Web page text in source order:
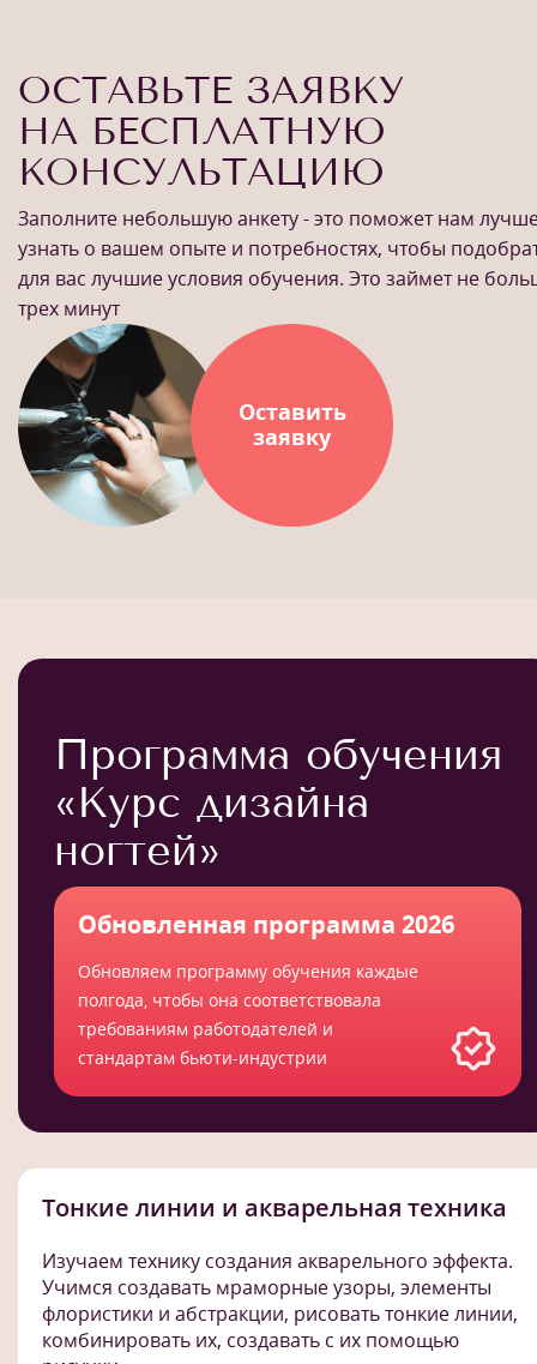
ОСТАВЬТЕ ЗАЯВКУ
НА БЕСПЛАТНУЮ
КОНСУЛЬТАЦИЮ
Заполните небольшую анкету - это поможет нам
узнать о вашем опыте и потребностях, чтобы
для вас лучшие условия обучения. Это займет не
трех минут
Оставить
заявку
Программа обучения
«Курс дизайна
ногтей»
Обновленная программа 2026
Обновляем программу обучения каждые
полгода, чтобы она соответствовала
требованиям работодателей и
стандартам бьюти-индустрии
Тонкие линии и акварельная техника
Изучаем технику создания акварельного эффекта.
Учимся создавать мраморные узоры, элементы
флористики и абстракции, рисовать тонкие линии,
комбинировать их, создавать с их помощью